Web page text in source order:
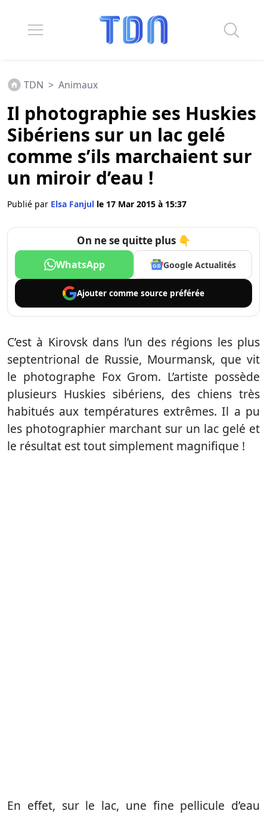
TDN > Animaux
Il photographie ses Huskies
Sibériens sur un lac gelé
comme s’ils marchaient sur
un miroir d’eau !
Publié par Elsa Fanjul le 17 Mar 2015 à 15:37
On ne se quitte plus 👇
WhatsApp Google Actualités
Ajouter comme source préférée
C’est à Kirovsk dans l’un des régions les plus
septentrional de Russie, Mourmansk, que vit
le photographe Fox Grom. L’artiste possède
plusieurs Huskies sibériens, des chiens très
habitués aux températures extrêmes. Il a pu
les photographier marchant sur un lac gelé et
le résultat est tout simplement magnifique !
En effet, sur le lac, une fine pellicule d’eau